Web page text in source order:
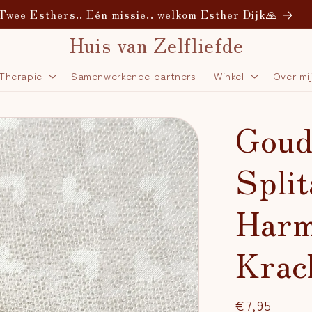
Verdandi Creative - Unique Handmade Ceramics
Huis van Zelfliefde
Samenwerkende partners Winkel Over mij
Normale
€7,95